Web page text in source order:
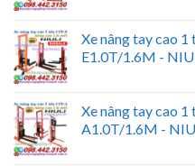
Xe nâng tay cao 1
E1.0T/1.6M -
Xe nâng tay cao 1
A1.0T/1.6M -